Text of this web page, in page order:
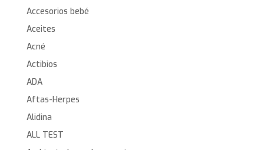
Accesorios bebé
Aceites
Acné
Actibios
ADA
Aftas-Herpes
Alidina
ALL TEST